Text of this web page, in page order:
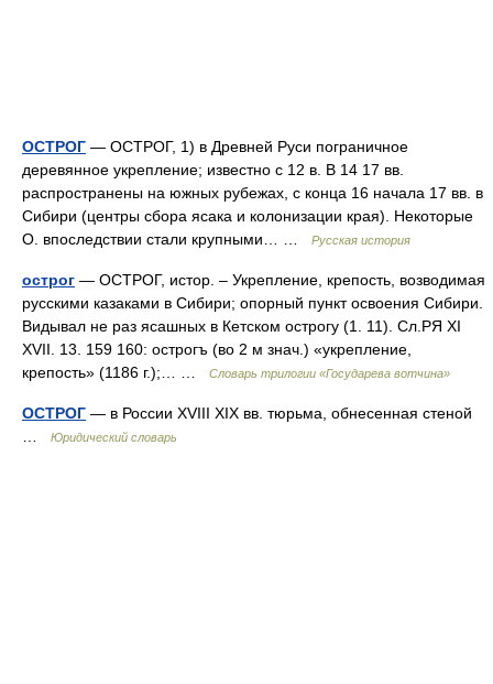
ОСТРОГ — ОСТРОГ, 1) в Древней Руси пограничное
деревянное укрепление; известно с 12 в. В 14 17 вв.
распространены на южных рубежах, с конца 16 начала 17 вв. в
Сибири (центры сбора ясака и колонизации края). Некоторые
О. впоследствии стали крупными… …
Русская история
острог — ОСТРОГ, истор. – Укрепление, крепость, возводимая
русскими казаками в Сибири; опорный пункт освоения Сибири.
Видывал не раз ясашных в Кетском острогу (1. 11). Сл.РЯ XI
XVII. 13. 159 160: острогъ (во 2 м знач.) «укрепление,
крепость» (1186 г.);… …
Словарь трилогии «Государева вотчина»
ОСТРОГ — в России XVIII XIX вв. тюрьма, обнесенная стеной
Юридический словарь